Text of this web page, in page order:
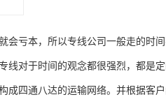
亏本，所以专线公司一般走的时
对于时间的观念都很强烈，都是
四通八达的运输网络。并根据客